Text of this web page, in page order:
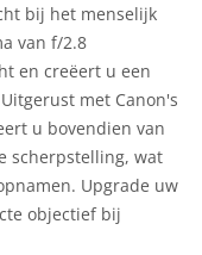
bij het menselijk
van f/2.8
en creëert u een
met Canon's
u bovendien van
scherpstelling, wat
Upgrade uw
objectief bij